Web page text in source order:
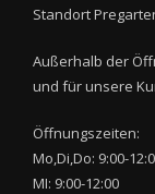
Standort
Außerhalb der
und für unsere
Öffnungszeiten:
Mo,Di,Do: 9:00-
MI: 9:00-12:00